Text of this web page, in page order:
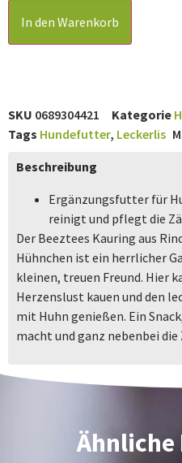
In den Warenkorb
SKU 0689304421 Kategorie
Tags Hundefutter, Leckerlis
Beschreibung
Ergänzungsfutter für
reinigt und pflegt die
Der Beeztees Kauring aus
Hühnchen ist ein herrlicher
kleinen, treuen Freund. Hier
Herzenslust kauen und den
mit Huhn genießen. Ein
macht und ganz nebenbei